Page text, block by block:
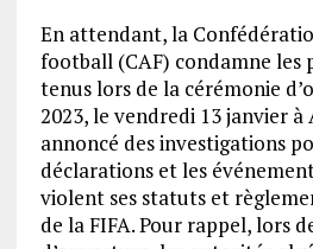
En attendant, la
football (CAF) condamne les
tenus lors de la cérémonie
2023, le vendredi 13 janvier à
annoncé des investigations
déclarations et les
violent ses statuts et
de la FIFA. Pour rappel, lors